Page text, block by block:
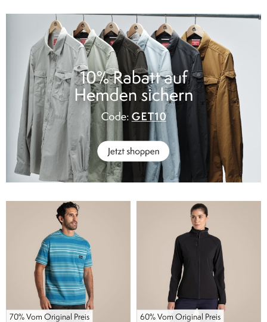
70% Vom Original Preis 60% Vom Original Preis